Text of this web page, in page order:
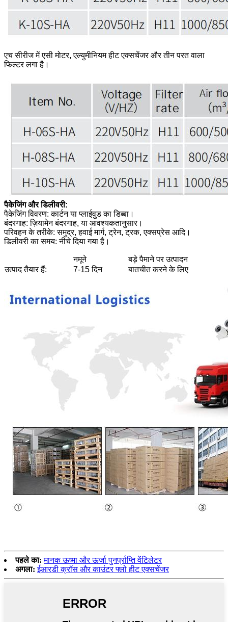
एच सीरीज में एसी मोटर, एल्युमीनियम हीट एक्सचेंजर और तीन परत वाला
फिल्टर लगा है।
पैकेजिंग और डिलीवरी:
पैकेजिंग विवरण: कार्टन या प्लाईवुड का डिब्बा।
बंदरगाह: ज़ियामेन बंदरगाह, या आवश्यकतानुसार।
परिवहन के तरीके: समुद्र, हवाई मार्ग, ट्रेन, ट्रक, एक्सप्रेस आदि।
डिलीवरी का समय: नीचे दिया गया है।
नमूने
बड़े पैमाने पर उत्पादन
उत्पाद तैयार हैं:
7-15 दिन बातचीत करने के लिए
पहले का: मानक ऊष्मा और ऊर्जा पुनर्प्राप्ति वेंटिलेटर
अगला: ईआरडी क्रॉस और काउंटर फ्लो हीट एक्सचेंजर